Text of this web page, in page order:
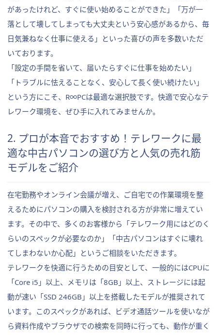
があったけれど、すぐに使い始めることができた」「万が一
落として壊してしまっても大丈夫という安心感があるから、毎
日気兼ねなく仕事に使える」といった喜びの声を多数いただ
いております。
「設定の手間を省いて、届いたらすぐに仕事を始めたい」
「トラブルに怯えることなく、安心して長く使い続けたい」
という方にこそ、R∞PCは最適な選択肢です。快適で安心なテ
レワーク環境を、ぜひ手に入れてみませんか。
2. プロが本音でおすすめ！テレワークに最
適な中古パソコンの選び方と人気の売れ筋
モデルをご紹介
在宅勤務やオンライン会議が増え、ご自宅での作業環境を整
えるためにパソコンの購入を検討される方が非常に増えてい
ます。その中で、多くのお客様から「テレワーク用にはどのく
らいのスペックが必要なのか」「中古パソコンはすぐに壊れ
てしまわないか心配」というご相談をいただきます。
テレワークを快適に行うための目安として、一般的にはCPUに
「Core i5」以上、メモリは「8GB」以上、ストレージには起
動が速い「SSD 246GB」以上を搭載したモデルが推奨されて
います。このスペックがあれば、ビデオ通話ツールを使いなが
ら資料作成やブラウザでの検索を同時に行っても、動作が重く